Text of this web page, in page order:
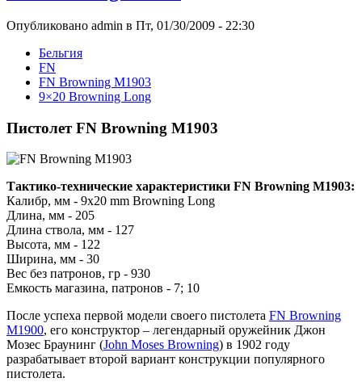
Опубликовано admin в Пт, 01/30/2009 - 22:30
Бельгия
FN
FN Browning M1903
9×20 Browning Long
Пистолет FN Browning M1903
Тактико-технические характеристики FN Browning M1903:
Калибр, мм - 9x20 mm Browning Long
Длина, мм - 205
Длина ствола, мм - 127
Высота, мм - 122
Ширина, мм - 30
Вес без патронов, гр - 930
Емкость магазина, патронов - 7; 10
После успеха первой модели своего пистолета FN Browning
M1900, его конструктор – легендарный оружейник Джон
Мозес Браунинг (John Moses Browning) в 1902 году
разрабатывает второй вариант конструкции популярного
пистолета.